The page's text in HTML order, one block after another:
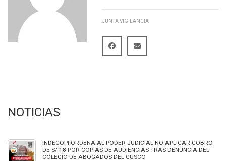
JUNTA VIGILANCIA
NOTICIAS
INDECOPI ORDENA AL PODER JUDICIAL NO APLICAR COBRO
DE S/ 18 POR COPIAS DE AUDIENCIAS TRAS DENUNCIA DEL
COLEGIO DE ABOGADOS DEL CUSCO